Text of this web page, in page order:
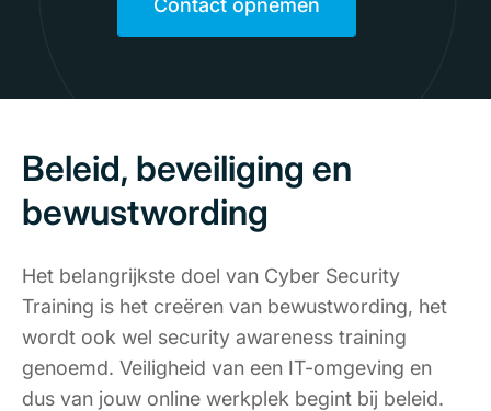
Contact opnemen
Beleid, beveiliging en
bewustwording
Het belangrijkste doel van Cyber Security
Training is het creëren van bewustwording, het
wordt ook wel security awareness training
genoemd. Veiligheid van een IT-omgeving en
dus van jouw online werkplek begint bij beleid.